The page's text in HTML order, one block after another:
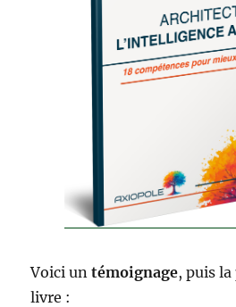
Voici untémoignage, puis la
livre :